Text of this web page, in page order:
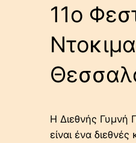
11ο
Η Διεθνής Γυμνή
είναι ένα